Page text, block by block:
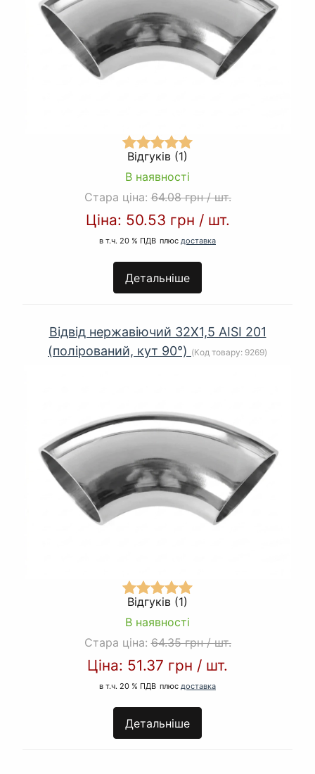
Відгуків (1)
В наявності
Стара ціна:64.08 грн /шт.
Ціна: 50.53 грн / шт.
в т.ч. 20 % ПДВ плюс доставка
Детальніше
Відвід нержавіючий 32Х1,5 AISI 201
(полірований, кут 90°) (Код товару: 9269)
Відгуків (1)
В наявності
Стара ціна:64.35 грн /шт.
Ціна: 51.37 грн / шт.
в т.ч. 20 % ПДВ плюс доставка
Детальніше